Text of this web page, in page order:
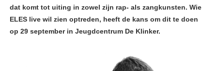
dat komt tot uiting in zowel zijn rap- als zangkunsten. Wie
ELES live wil zien optreden, heeft de kans om dit te doen
op 29 september in Jeugdcentrum De Klinker.